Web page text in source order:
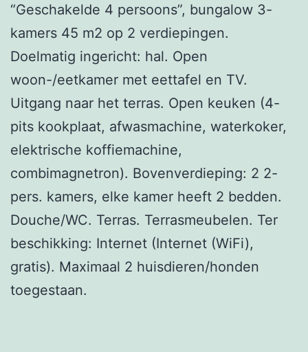
“Geschakelde 4 persoons”, bungalow 3-
kamers 45 m2 op 2 verdiepingen.
Doelmatig ingericht: hal. Open
woon-/eetkamer met eettafel en TV.
Uitgang naar het terras. Open keuken (4-
pits kookplaat, afwasmachine, waterkoker,
elektrische koffiemachine,
combimagnetron). Bovenverdieping: 2 2-
pers. kamers, elke kamer heeft 2 bedden.
Douche/WC. Terras. Terrasmeubelen. Ter
beschikking: Internet (Internet (WiFi),
gratis). Maximaal 2 huisdieren/honden
toegestaan.